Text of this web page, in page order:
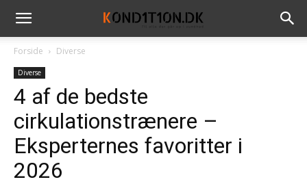
Forside Diverse
Diverse
4 af de bedste
cirkulationstrænere –
Eksperternes favoritter i
2026